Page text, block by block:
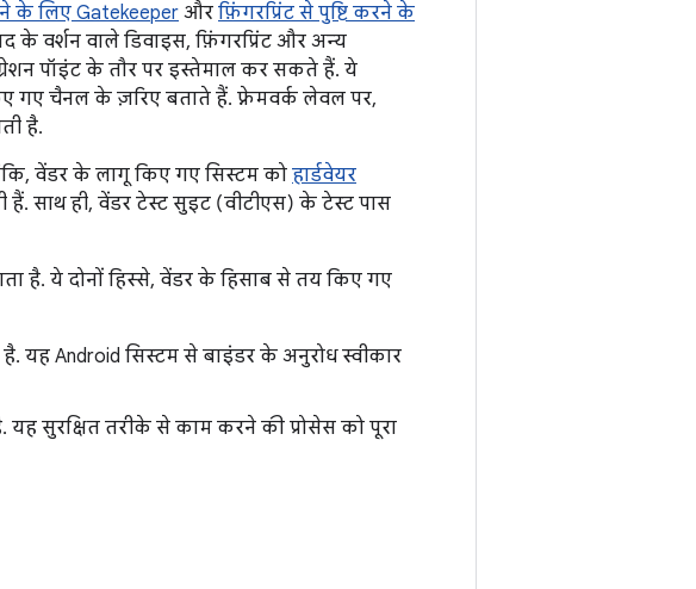
के लिए Gatekeeper और फ़िंगरप्रिंट से पुष्टि करने के
के वर्शन वाले डिवाइस, फ़िंगरप्रिंट और अन्य
पॉइंट के तौर पर इस्तेमाल कर सकते हैं. ये
गए चैनल के ज़रिए बताते हैं. फ़्रेमवर्क लेवल पर,
है.
वेंडर के लागू किए गए सिस्टम को हार्डवेयर
हैं. साथ ही, वेंडर टेस्ट सुइट (वीटीएस) के टेस्ट पास
है. ये दोनों हिस्से, वेंडर के हिसाब से तय किए गए
यह Android सिस्टम से बाइंडर के अनुरोध स्वीकार
यह सुरक्षित तरीके से काम करने की प्रोसेस को पूरा